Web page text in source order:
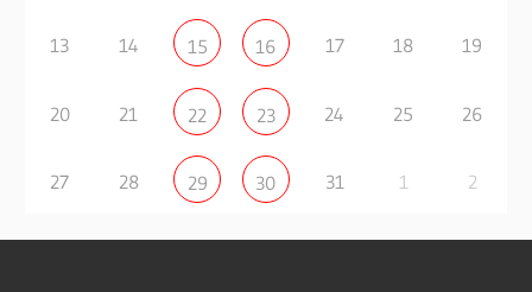
13 14 15 16 17 18 19
20 21 22 23 24 25 26
27 28 29 30 31 1 2